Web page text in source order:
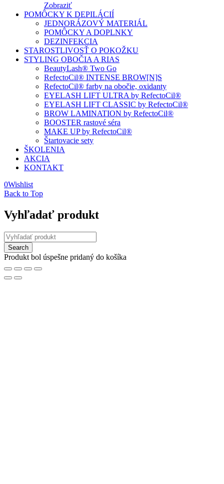
Zobraziť
POMÔCKY K DEPILÁCIÍ
JEDNORÁZOVÝ MATERIÁL
POMÔCKY A DOPLNKY
DEZINFEKCIA
STAROSTLIVOSŤ O POKOŽKU
STYLING OBOČIA A RIAS
BeautyLash® Two Go
RefectoCil® INTENSE BROW[N]S
RefectoCil® farby na obočie, oxidanty
EYELASH LIFT ULTRA by RefectoCil®
EYELASH LIFT CLASSIC by RefectoCil®
BROW LAMINATION by RefectoCil®
BOOSTER rastové séra
MAKE UP by RefectoCil®
Štartovacie sety
ŠKOLENIA
AKCIA
KONTAKT
0Wishlist
Back to Top
Vyhľadať produkt
Produkt bol úspešne pridaný do košíka